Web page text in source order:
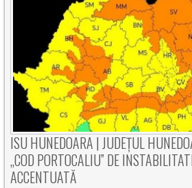
ISU HUNEDOARA | JUDEȚUL
„COD PORTOCALIU” DE
ACCENTUATĂ